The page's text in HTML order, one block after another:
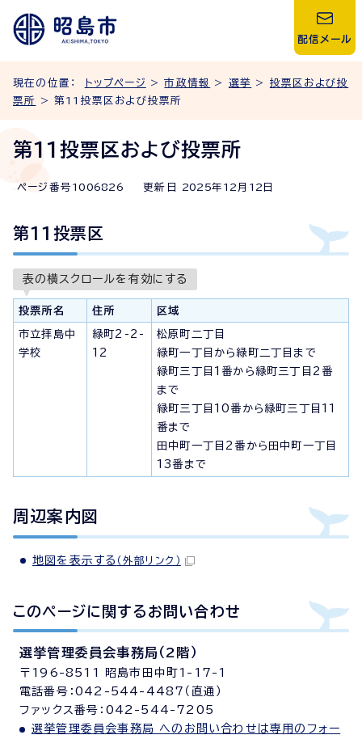
配信メール
現在の位置： トップページ >市政情報 > 選挙 > 投票区および投
票所
> 第11投票区および投票所
第11投票区および投票所
ページ番号 1006826 更新日 2025年 12 月 12 日
第11投票区
表の横スクロールを有効にする
投票所名 住所 区域
市立拝島中
学校
緑町2-2-
12
松原町二丁目
緑町一丁目から緑町二丁目まで
緑町三丁目1番から緑町三丁目2番
まで
緑町三丁目10番から緑町三丁目11
番まで
田中町一丁目2番から田中町一丁目
13番まで
周辺案内図
地図を表示する （外部リンク）
このページに関する お問い合わせ
選挙管理委員会事務局（2階）
〒196-8511 昭島市田中町1-17-1
電話番号：042-544-4487（直通）
ファックス番号：042-544-7205
選挙管理委員会事務局 へのお問い合わせは専用のフォー